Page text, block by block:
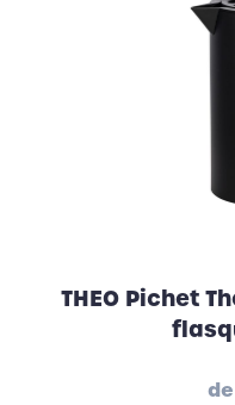
THEO Pichet
de